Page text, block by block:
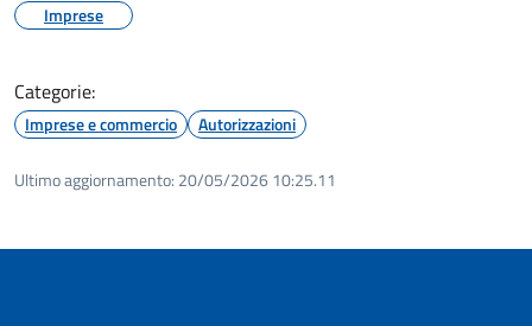
Imprese
Categorie:
Imprese e commercio Autorizzazioni
Ultimo aggiornamento: 20/05/2026 10:25.11